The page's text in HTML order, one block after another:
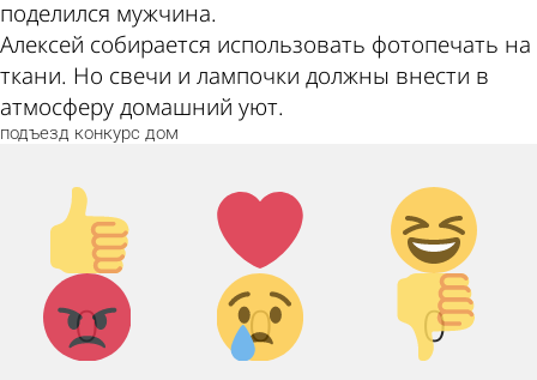
поделился мужчина.
Алексей собирается использовать фотопечать на
ткани. Но свечи и лампочки должны внести в
атмосферу домашний уют.
подъезд конкурс дом
Палец
вверх!
0
Лайк!
0
Дикий
смех!
0
Агрессия!
Грусть :
(
Палец
вниз!